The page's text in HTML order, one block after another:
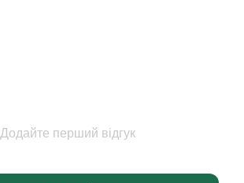
Додайте перший відгук